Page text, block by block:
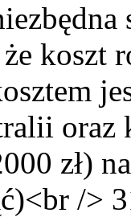
koszt
oraz
zł)
/>